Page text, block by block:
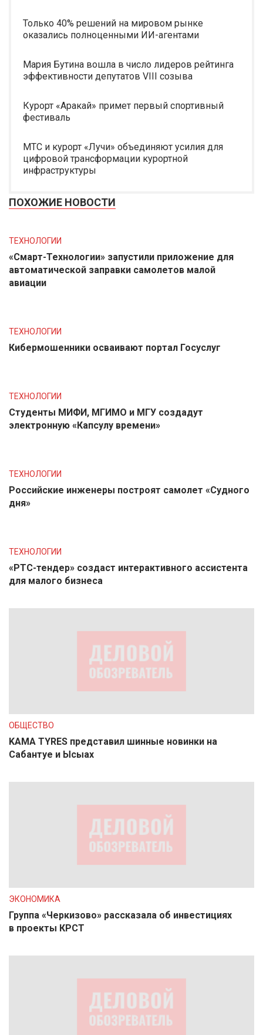
Только 40% решений на мировом рынке
оказались полноценными ИИ-агентами
Мария Бутина вошла в число лидеров рейтинга
эффективности депутатов VIII созыва
Курорт «Аракай» примет первый спортивный
фестиваль
МТС и курорт «Лучи» объединяют усилия для
цифровой трансформации курортной
инфраструктуры
ПОХОЖИЕ НОВОСТИ
ТЕХНОЛОГИИ
«Смарт-Технологии» запустили приложение для
автоматической заправки самолетов малой
авиации
ТЕХНОЛОГИИ
Кибермошенники осваивают портал Госуслуг
ТЕХНОЛОГИИ
Студенты МИФИ, МГИМО и МГУ создадут
электронную «Капсулу времени»
ТЕХНОЛОГИИ
Российские инженеры построят самолет «Судного
дня»
ТЕХНОЛОГИИ
«РТС-тендер» создаст интерактивного ассистента
для малого бизнеса
ОБЩЕСТВО
KAMA TYRES представил шинные новинки на
Сабантуе и Ысыах
ЭКОНОМИКА
Группа «Черкизово» рассказала об инвестициях
в проекты КРСТ